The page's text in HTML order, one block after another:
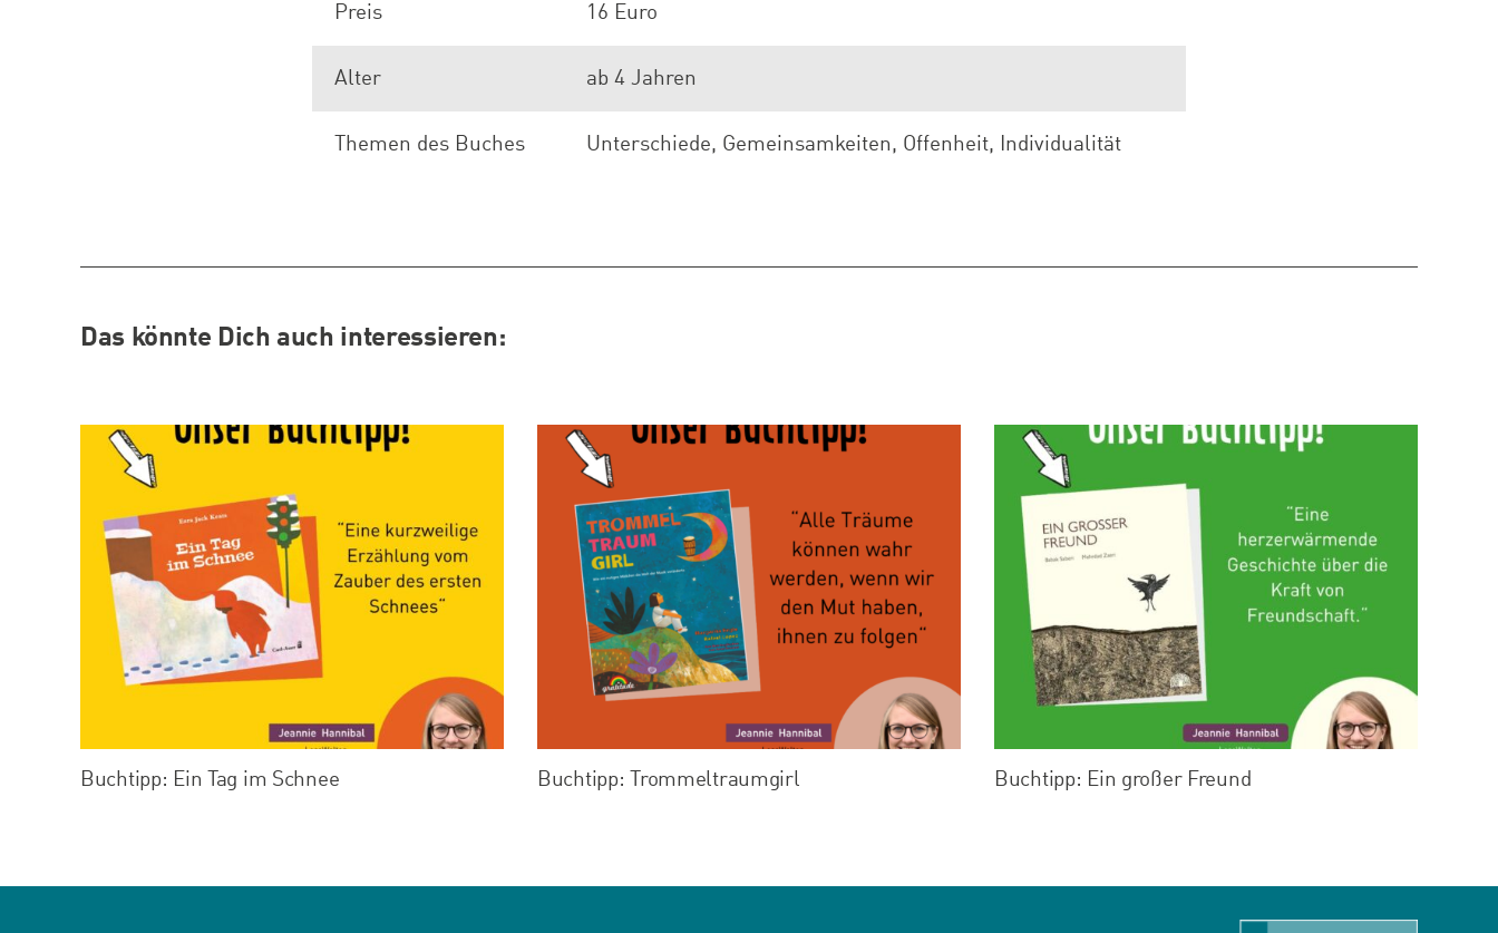
Preis 16 Euro
Alter ab 4 Jahren
Themen des Buches Unterschiede, Gemeinsamkeiten, Offenheit, Individualität
Das könnte Dich auch interessieren:
Buchtipp: Ein Tag im Schnee Buchtipp: Trommeltraumgirl Buchtipp: Ein großer Freund